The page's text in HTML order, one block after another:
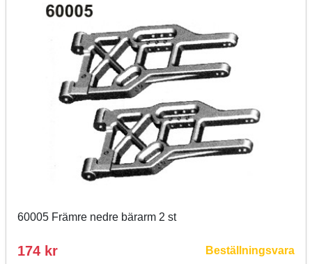
60005 Främre nedre bärarm 2 st
174 kr Beställningsvara